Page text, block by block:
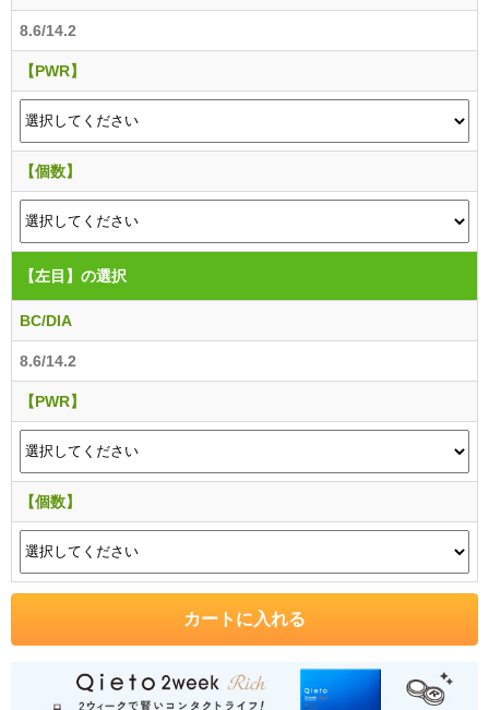
8.6/14.2
【PWR】
【個数】
【左目】 の選択
BC/DIA
8.6/14.2
【PWR】
【個数】